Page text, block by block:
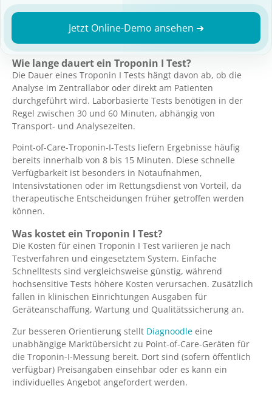
Jetzt Online-Demo ansehen ➜
Wie lange dauert ein Troponin I Test?
Die Dauer eines Troponin I Tests hängt davon ab, ob die
Analyse im Zentrallabor oder direkt am Patienten
durchgeführt wird. Laborbasierte Tests benötigen in der
Regel zwischen 30 und 60 Minuten, abhängig von
Transport- und Analysezeiten.
Point-of-Care-Troponin-I-Tests liefern Ergebnisse häufig
bereits innerhalb von 8 bis 15 Minuten. Diese schnelle
Verfügbarkeit ist besonders in Notaufnahmen,
Intensivstationen oder im Rettungsdienst von Vorteil, da
therapeutische Entscheidungen früher getroffen werden
können.
Was kostet ein Troponin I Test?
Die Kosten für einen Troponin I Test variieren je nach
Testverfahren und eingesetztem System. Einfache
Schnelltests sind vergleichsweise günstig, während
hochsensitive Tests höhere Kosten verursachen. Zusätzlich
fallen in klinischen Einrichtungen Ausgaben für
Geräteanschaffung, Wartung und Qualitätssicherung an.
Zur besseren Orientierung stellt Diagnoodle eine
unabhängige Marktübersicht zu Point-of-Care-Geräten für
die Troponin-I-Messung bereit. Dort sind (sofern öffentlich
verfügbar) Preisangaben einsehbar oder es kann ein
individuelles Angebot angefordert werden.